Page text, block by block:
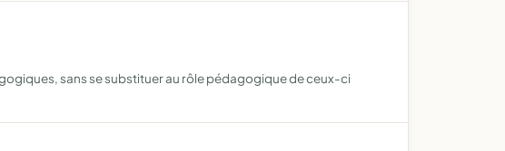
sans se substituer au rôle pédagogique de ceux-ci